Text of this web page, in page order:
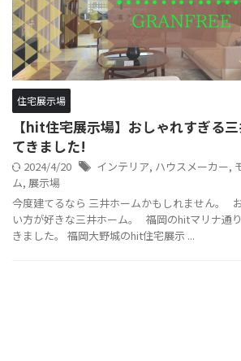
住宅展示場
【hit住宅展示場】おしゃれすぎる
てきました!
2024/4/20 インテリア, ハウスメーカー,
ム, 展示場
今度建てるなら 三井ホームかもしれません。
い方が好きな三井ホーム。 福岡のhitマリナ通
きました。 福岡大野城のhit住宅展示 ...